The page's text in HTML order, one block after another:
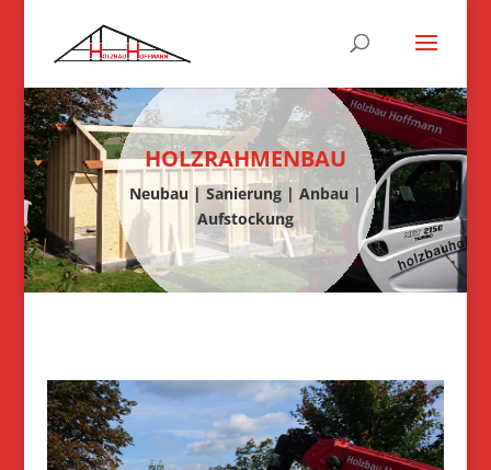
HOLZRAHMENBAU
Neubau | Sanierung | Anbau |
Aufstockung